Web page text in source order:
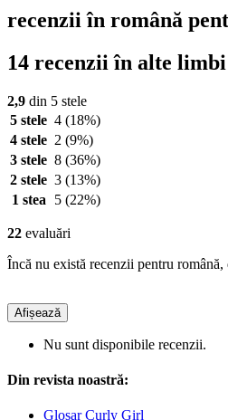
recenzii în română
14 recenzii în alte limbi
2,9 din 5 stele
5 stele 4 (18%)
4 stele 2 (9%)
3 stele 8 (36%)
2 stele 3 (13%)
1 stea
5 (22%)
22 evaluări
Încă nu există recenzii pentru
Afișează
Nu sunt disponibile recenzii.
Din revista noastră:
Glosar Curly Girl